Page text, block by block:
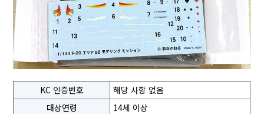
KC 인증번호
해당 사항 없음
대상연령
14세 이상